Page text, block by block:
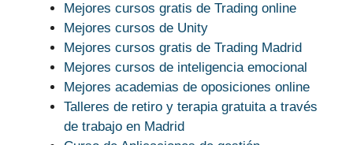
Mejores cursos gratis de Trading online
Mejores cursos de Unity
Mejores cursos gratis de Trading Madrid
Mejores cursos de inteligencia emocional
Mejores academias de oposiciones online
Talleres de retiro y terapia gratuita a través
de trabajo en Madrid